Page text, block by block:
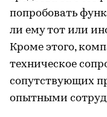
попробовать
ли ему тот или
Кроме этого,
техническое
сопутствующих
опытными